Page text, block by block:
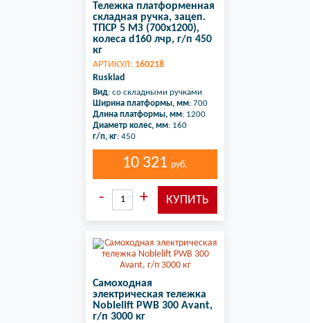
Тележка платформенная
складная ручка, зацеп.
ТПСР 5 МЗ (700х1200),
колеса d160 лчр, г/п 450
кг
АРТИКУЛ: 160218
Rusklad
Вид: со складными ручками
Ширина платформы, мм: 700
Длина платформы, мм: 1200
Диаметр колес, мм: 160
г/п, кг: 450
10 321 руб.
Самоходная
электрическая тележка
Noblelift PWB 300 Avant,
г/п 3000 кг